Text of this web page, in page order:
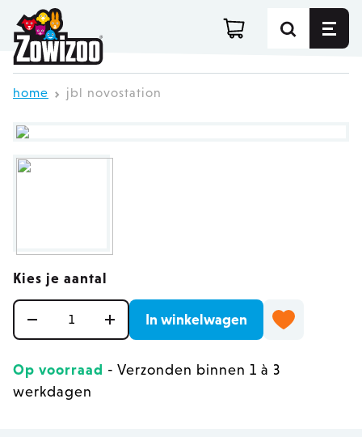
Ga direct door naar de inhoud
home jbl novostation
Kies je aantal
In winkelwagen
Op voorraad - Verzonden binnen 1 à 3
werkdagen